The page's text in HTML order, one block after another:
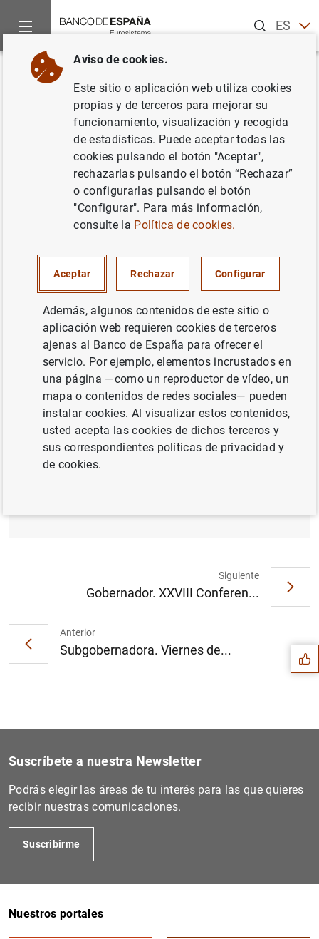
ESEN
Inicio Noticias y eventos
Volver
Gobernador. VIII Foro Banca:
“Simplificación regulatoria y
supervisora: hacia un sistema
financiero europeo más
competitivo y resiliente”
VIII Foro Banca: “Simplificación regulatoria
y supervisora: hacia un sistema financiero
Anterior
Subgobernadora. Viernes de...
Siguiente
Gobernador. XXVIII Conferen... Sugerencias
Suscríbete a nuestra Newsletter
Podrás elegir las áreas de tu interés para las que quieres
recibir nuestras comunicaciones.
Suscribirme
Nuestros portales
Aviso de cookies.
Este sitio o aplicación web utiliza cookies
propias y de terceros para mejorar su
funcionamiento, visualización y recogida
de estadísticas. Puede aceptar todas las
cookies pulsando el botón "Aceptar",
rechazarlas pulsando el botón “Rechazar”
o configurarlas pulsando el botón
"Configurar". Para más información,
consulte la Política de cookies.
Aceptar Rechazar Configurar
Además, algunos contenidos de este sitio o
aplicación web requieren cookies de terceros
ajenas al Banco de España para ofrecer el
servicio. Por ejemplo, elementos incrustados en
una página —como un reproductor de vídeo, un
mapa o contenidos de redes sociales— pueden
instalar cookies. Al visualizar estos contenidos,
usted acepta las cookies de dichos terceros y
sus correspondientes políticas de privacidad y
de cookies.